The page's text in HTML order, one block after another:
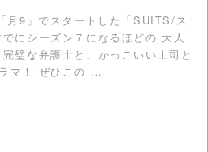
月9」でスタートした「SUITS/ス
にシーズン７になるほどの 大人
璧な弁護士と、かっこいい上司と
マ！ ぜひこの …